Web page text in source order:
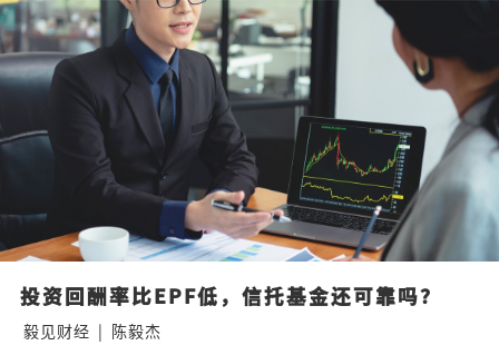
投资回酬率比EPF低，信托基金还可靠吗？
毅见财经 | 陈毅杰